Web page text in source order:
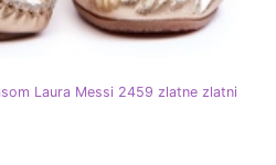
Laura Messi 2459 zlatne zlatni